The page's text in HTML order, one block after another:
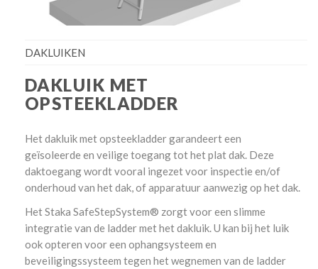
DAKLUIKEN
DAKLUIK MET
OPSTEEKLADDER
Het dakluik met opsteekladder garandeert een
geïsoleerde en veilige toegang tot het plat dak. Deze
daktoegang wordt vooral ingezet voor inspectie en/of
onderhoud van het dak, of apparatuur aanwezig op het dak.
Het Staka SafeStepSystem® zorgt voor een slimme
integratie van de ladder met het dakluik. U kan bij het luik
ook opteren voor een ophangsysteem en
beveiligingssysteem tegen het wegnemen van de ladder